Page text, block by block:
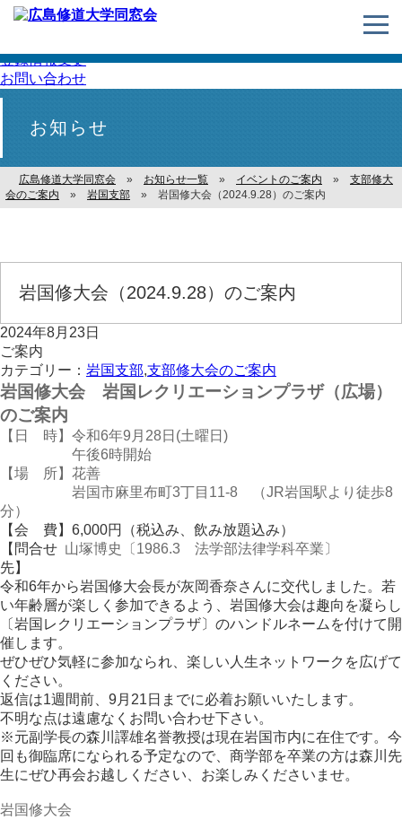
登録情報変更
お問い合わせ
お知らせ
広島修道大学同窓会 » お知らせ一覧 » イベントのご案内 » 支部修大
会のご案内 » 岩国支部 » 岩国修大会（2024.9.28）のご案内
岩国修大会（2024.9.28）のご案内
2024年8月23日
ご案内
カテゴリー： 岩国支部,支部修大会のご案内
岩国修大会 岩国レクリエーションプラザ（広場）
のご案内
【日 時】令和6年9月28日(土曜日)
午後6時開始
【場 所】花善
岩国市麻里布町3丁目11-8 （JR岩国駅より徒歩8
分）
【会 費】6,000円（税込み、飲み放題込み）
【問合せ
先】
山塚博史〔1986.3 法学部法律学科卒業〕
令和6年から岩国修大会長が灰岡香奈さんに交代しました。若
い年齢層が楽しく参加できるよう、岩国修大会は趣向を凝らし
〔岩国レクリエーションプラザ〕のハンドルネームを付けて開
催します。
ぜひぜひ気軽に参加なられ、楽しい人生ネットワークを広げて
ください。
返信は1週間前、9月21日までに必着お願いいたします。
不明な点は遠慮なくお問い合わせ下さい。
※元副学長の森川譯雄名誉教授は現在岩国市内に在住です。今
回も御臨席になられる予定なので、商学部を卒業の方は森川先
生にぜひ再会お越しください、お楽しみくださいませ。
岩国修大会